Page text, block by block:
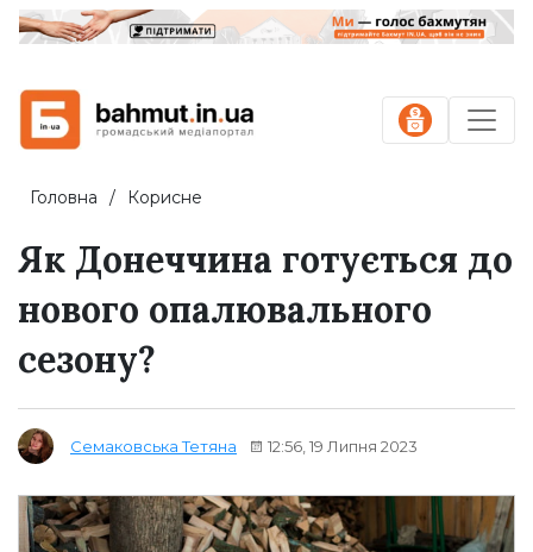
Головна Корисне
Як Донеччина готується до
нового опалювального
сезону?
Семаковська Тетяна 12:56, 19 Липня 2023